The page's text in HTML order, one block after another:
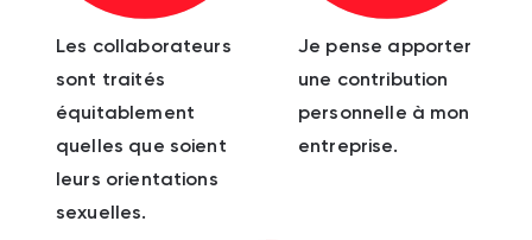
Les collaborateurs
sont traités
équitablement
quelles que soient
leurs orientations
sexuelles.
Je pense apporter
une contribution
personnelle à mon
entreprise.